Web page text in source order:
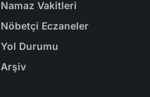
Namaz Vakitleri
Nöbetçi Eczaneler
Yol Durumu
Arşiv